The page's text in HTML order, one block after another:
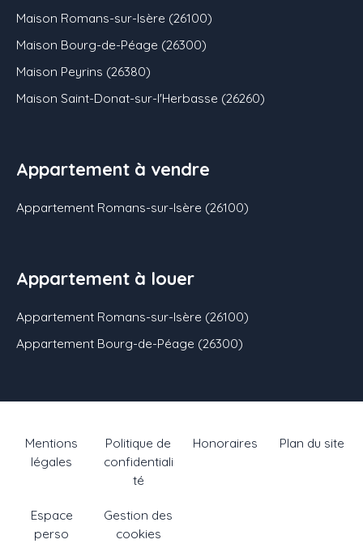
Maison Romans-sur-Isère (26100)
Maison Bourg-de-Péage (26300)
Maison Peyrins (26380)
Maison Saint-Donat-sur-l'Herbasse (26260)
Appartement à vendre
Appartement Romans-sur-Isère (26100)
Appartement à louer
Appartement Romans-sur-Isère (26100)
Appartement Bourg-de-Péage (26300)
Mentions
légales
Politique de
confidentiali
té
Honoraires Plan du site
Espace
perso
Gestion des
cookies